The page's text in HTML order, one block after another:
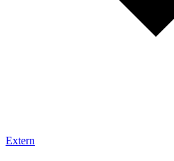
Extern